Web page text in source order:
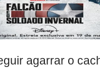
agarrar o